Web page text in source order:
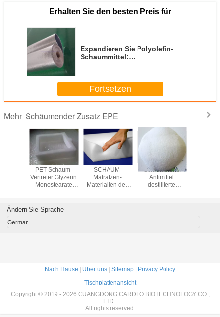
Erhalten Sie den besten Preis für
Expandieren Sie Polyolefin-
Schaummittel:
Fortsetzen
Mehr Schäumender Zusatz EPE
PET Schaum-
Vertreter Glyzerin
Monostearate
SCHAUM-
Matratzen-
Materialien des
Schrumpfend
Antimittel
destillierte
Ändern Sie Sprache
German
Nach Hause | Über uns | Sitemap | Privacy Policy
Tischplattenansicht
Copyright © 2019 - 2026 GUANGDONG CARDLO BIOTECHNOLOGY CO.,
LTD..
All rights reserved.